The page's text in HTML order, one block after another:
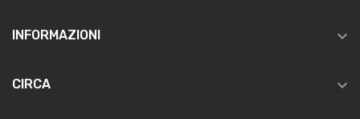
INFORMAZIONI 
CIRCA 